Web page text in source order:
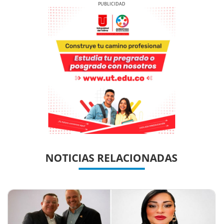
NOTICIAS RELACIONADAS